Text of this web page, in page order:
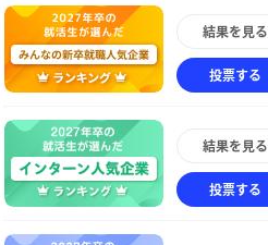
結果を見る
投票する
結果を見る
投票する